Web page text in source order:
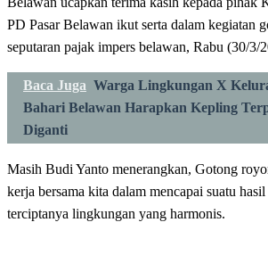
PD Pasar Belawan ikut serta dalam kegiatan
seputaran pajak impers belawan, Rabu (30/3/
Baca Juga Warga Lingkungan X
Bahari Belawan Harapkan Kepling
Diganti
Masih Budi Yanto menerangkan, Gotong
kerja bersama kita dalam mencapai suatu
terciptanya lingkungan yang harmonis.